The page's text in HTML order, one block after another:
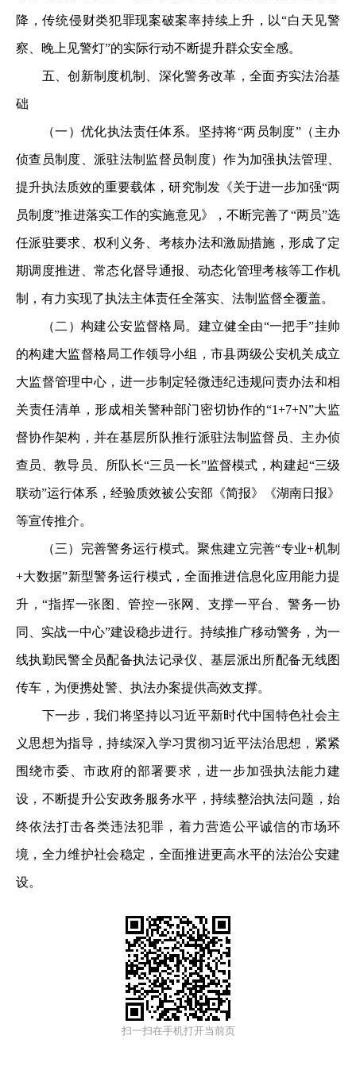
降，传统侵财类犯罪现案破案率持续上升，以“白天见警
察、晚上见警灯”的实际行动不断提升群众安全感。
五、创新制度机制、深化警务改革，全面夯实法治基
础
（一）优化执法责任体系。坚持将“两员制度”（主办
侦查员制度、派驻法制监督员制度）作为加强执法管理、
提升执法质效的重要载体，研究制发《关于进一步加强“两
员制度”推进落实工作的实施意见》，不断完善了“两员”选
任派驻要求、权利义务、考核办法和激励措施，形成了定
期调度推进、常态化督导通报、动态化管理考核等工作机
制，有力实现了执法主体责任全落实、法制监督全覆盖。
（二）构建公安监督格局。建立健全由“一把手”挂帅
的构建大监督格局工作领导小组，市县两级公安机关成立
大监督管理中心，进一步制定轻微违纪违规问责办法和相
关责任清单，形成相关警种部门密切协作的“1+7+N”大监
督协作架构，并在基层所队推行派驻法制监督员、主办侦
查员、教导员、所队长“三员一长”监督模式，构建起“三级
联动”运行体系，经验质效被公安部《简报》《湖南日报》
等宣传推介。
（三）完善警务运行模式。聚焦建立完善“专业+机制
+大数据”新型警务运行模式，全面推进信息化应用能力提
升，“指挥一张图、管控一张网、支撑一平台、警务一协
同、实战一中心”建设稳步进行。持续推广移动警务，为一
线执勤民警全员配备执法记录仪、基层派出所配备无线图
传车，为便携处警、执法办案提供高效支撑。
下一步，我们将坚持以习近平新时代中国特色社会主
义思想为指导，持续深入学习贯彻习近平法治思想，紧紧
围绕市委、市政府的部署要求，进一步加强执法能力建
设，不断提升公安政务服务水平，持续整治执法问题，始
终依法打击各类违法犯罪，着力营造公平诚信的市场环
境，全力维护社会稳定，全面推进更高水平的法治公安建
设。
扫一扫在手机打开当前页